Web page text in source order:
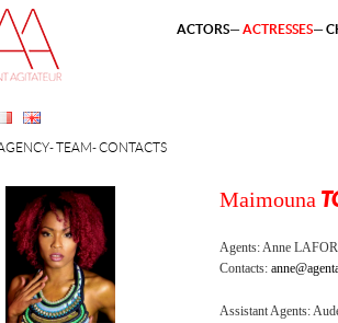
TEAM CONTACTS
ACTORS ACTRESSES
Maimouna
Agents:Anne
Contacts:
Assistant Agents: